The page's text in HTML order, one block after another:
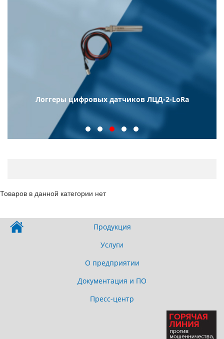
Логгеры цифровых датчиков ЛЦД-2-LoRa
Товаров в данной категории нет
Продукция
Услуги
О предприятии
Документация и ПО
Пресс-центр